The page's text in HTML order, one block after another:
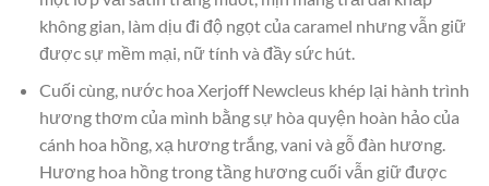
không gian, làm dịu đi độ ngọt của caramel nhưng vẫn giữ
được sự mềm mại, nữ tính và đầy sức hút.
Cuối cùng, nước hoa Xerjoff Newcleus khép lại hành trình
hương thơm của mình bằng sự hòa quyện hoàn hảo của
cánh hoa hồng, xạ hương trắng, vani và gỗ đàn hương.
Hương hoa hồng trong tầng hương cuối vẫn giữ được